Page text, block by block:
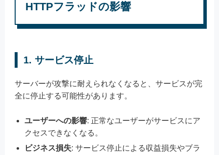
HTTPフラッドの影響
1. サービス停止
サーバーが攻撃に耐えられなくなると、サービスが完
全に停止する可能性があります。
ユーザーへの影響: 正常なユーザーがサービスにア
クセスできなくなる。
ビジネス損失: サービス停止による収益損失やブラ